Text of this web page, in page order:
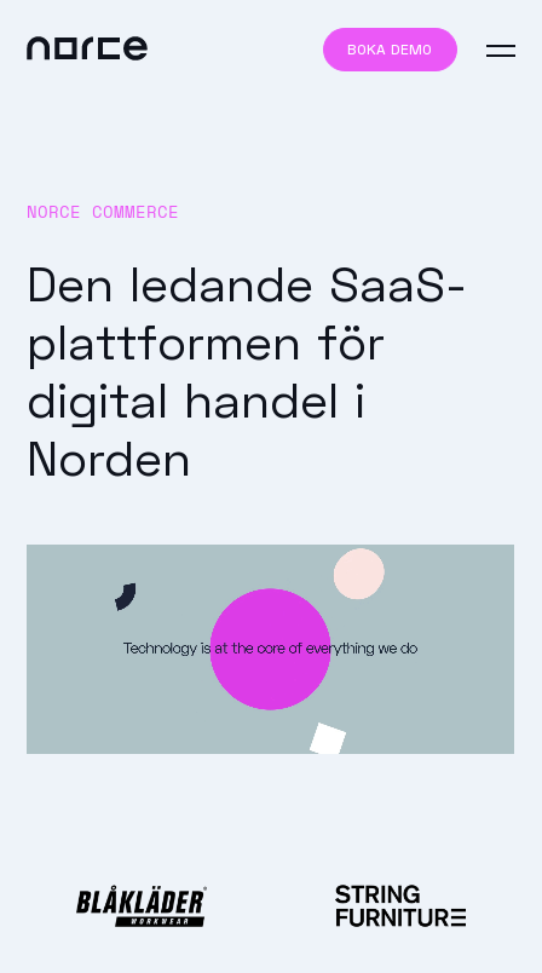
BOKA DEMO
NORCE COMMERCE
Den ledande SaaS-
plattformen för
digital handel i
Norden